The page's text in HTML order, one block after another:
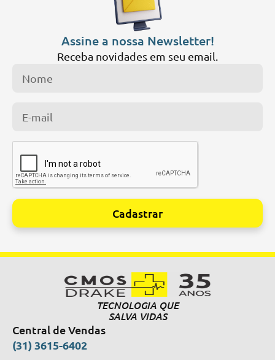
Assine a nossa Newsletter!
Receba novidades em seu email.
Cadastrar
TECNOLOGIA QUE
SALVA VIDAS
Central de Vendas
(31) 3615-6402